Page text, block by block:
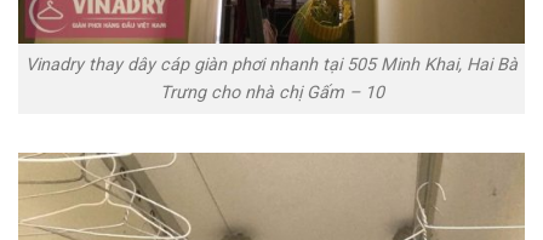
Vinadry thay dây cáp giàn phơi nhanh tại 505 Minh Khai, Hai Bà
Trưng cho nhà chị Gấm – 10